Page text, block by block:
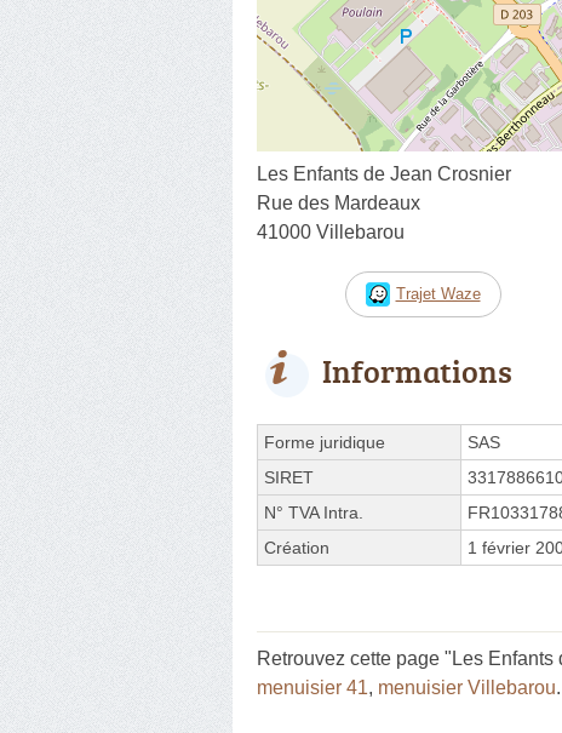
Les Enfants de Jean Crosnier
Rue des Mardeaux
41000 Villebarou
Trajet Waze
Informations
Forme juridique
SAS
SIRET
N° TVA Intra.
Création
1 février
Retrouvez cette page "Les
menuisier 41, menuisier Villebarou.